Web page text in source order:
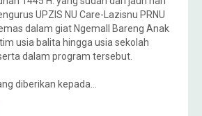
UPZIS NU Care-Lazisnu PRNU
dalam giat Ngemall Bareng Anak
usia balita hingga usia sekolah
dalam program tersebut.
diberikan kepada…